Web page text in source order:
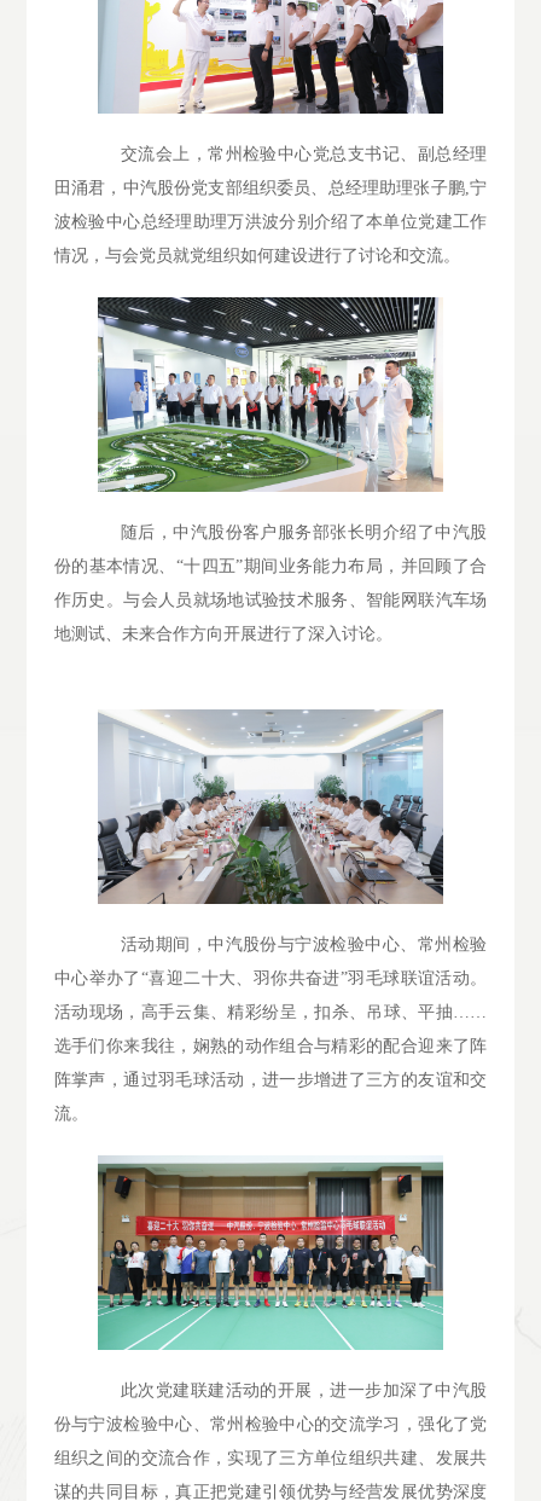
交流会上，常州检验中心党总支书记、副总经理
田涌君，中汽股份党支部组织委员、总经理助理张子鹏,宁
波检验中心总经理助理万洪波分别介绍了本单位党建工作
情况，与会党员就党组织如何建设进行了讨论和交流。
随后，中汽股份客户服务部张长明介绍了中汽股
份的基本情况、“十四五”期间业务能力布局，并回顾了合
作历史。与会人员就场地试验技术服务、智能网联汽车场
地测试、未来合作方向开展进行了深入讨论。
活动期间，中汽股份与宁波检验中心、常州检验
中心举办了“喜迎二十大、羽你共奋进”羽毛球联谊活动。
活动现场，高手云集、精彩纷呈，扣杀、吊球、平抽……
选手们你来我往，娴熟的动作组合与精彩的配合迎来了阵
阵掌声，通过羽毛球活动，进一步增进了三方的友谊和交
流。
此次党建联建活动的开展，进一步加深了中汽股
份与宁波检验中心、常州检验中心的交流学习，强化了党
组织之间的交流合作，实现了三方单位组织共建、发展共
谋的共同目标，真正把党建引领优势与经营发展优势深度